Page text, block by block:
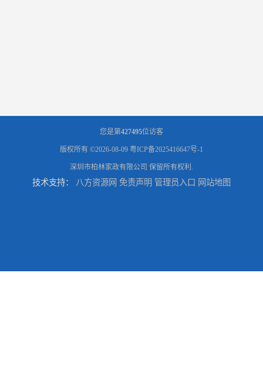
您是第427495位访客
版权所有 ©2026-08-09 粤ICP备2025416647号-1
深圳市柏林家政有限公司 保留所有权利.
技术支持： 八方资源网 免责声明 管理员入口 网站地图